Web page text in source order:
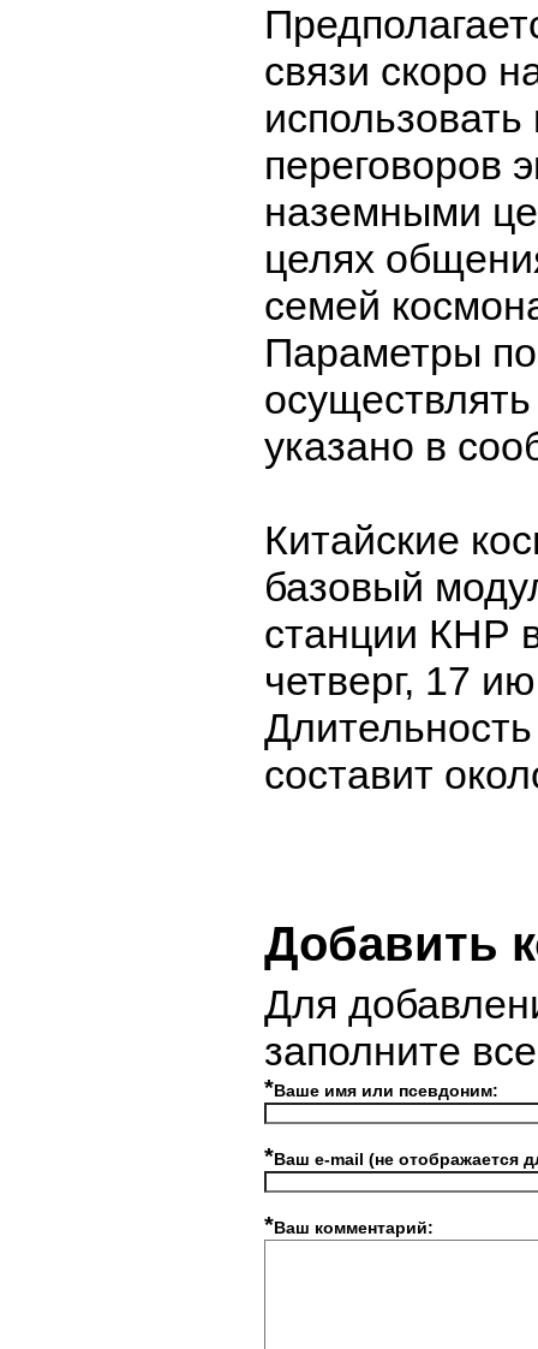
связи скоро
переговоров
наземными
целях
семей
Параметры
указано в
Китайские
базовый
станции КНР
четверг, 17
составит
Добавить
Для
заполните
*Ваше имя или псевдоним:
*Ваш e-mail (не отображается
*Ваш комментарий: